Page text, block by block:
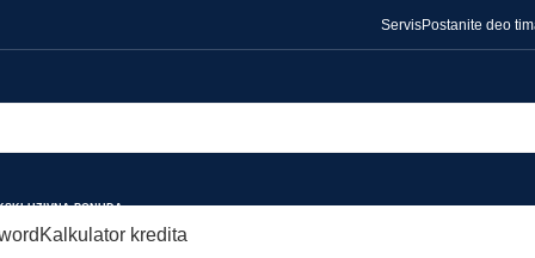
ServisPostanite deo
PONUDA
Kalkulator kredita